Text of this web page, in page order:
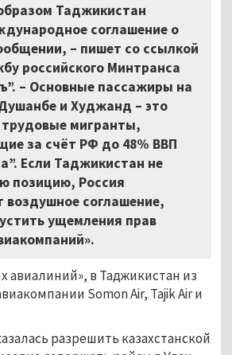
Таджикистан
соглашение о
– пишет со ссылкой
российского Минтранса
– Основные пассажиры на
и Худжанд – это
мигранты,
за счёт РФ до 48% ВВП
Если Таджикистан не
позицию, Россия
воздушное соглашение,
ущемления прав
авиалиний», в Таджикистан из
Somon Air, Tajik Air и
разрешить казахстанской